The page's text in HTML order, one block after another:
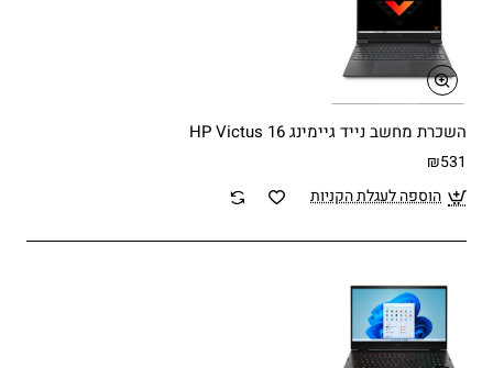
השכרת מחשב נייד גיימינג HP Victus 16
₪531
הוספה לעגלת הקניות